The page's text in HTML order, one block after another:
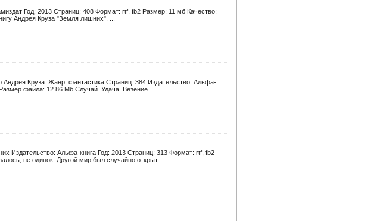
Год: 2013 Страниц: 408 Формат: rtf, fb2 Размер: 11 мб Качество:
Андрея Круза "Земля лишних". ...
Круза. Жанр: фантастика Страниц: 384 Издательство: Альфа-
файла: 12.86 Мб Случай. Удача. Везение. ...
Издательство: Альфа-книга Год: 2013 Страниц: 313 Формат: rtf, fb2
не одинок. Другой мир был случайно открыт ...